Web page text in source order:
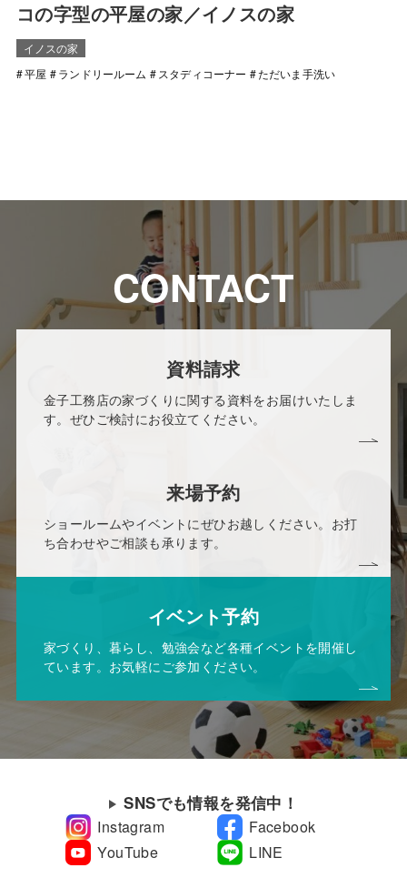
コの字型の平屋の家／イノスの家
イノスの家
平屋
ランドリールーム スタディコーナー ただいま手洗い
CONTACT
資料請求
金子工務店の家づくりに関する資料をお届けいたしま
す。ぜひご検討にお役立てください。
来場予約
ショールームやイベントにぜひお越しください。お打
ち合わせやご相談も承ります。
イベント予約
家づくり、暮らし、勉強会など各種イベントを開催し
ています。お気軽にご参加ください。
SNSでも情報を発信中！
Instagram
Facebook
YouTube
LINE